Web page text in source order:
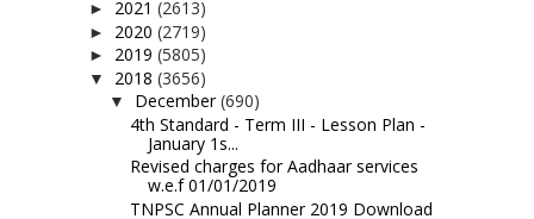
► 2021 (2613)
► 2020 (2719)
► 2019 (5805)
▼ 2018 (3656)
▼ December(690)
4th Standard - Term III - Lesson Plan -
January 1s...
Revised charges for Aadhaar services
w.e.f 01/01/2019
TNPSC Annual Planner 2019 Download